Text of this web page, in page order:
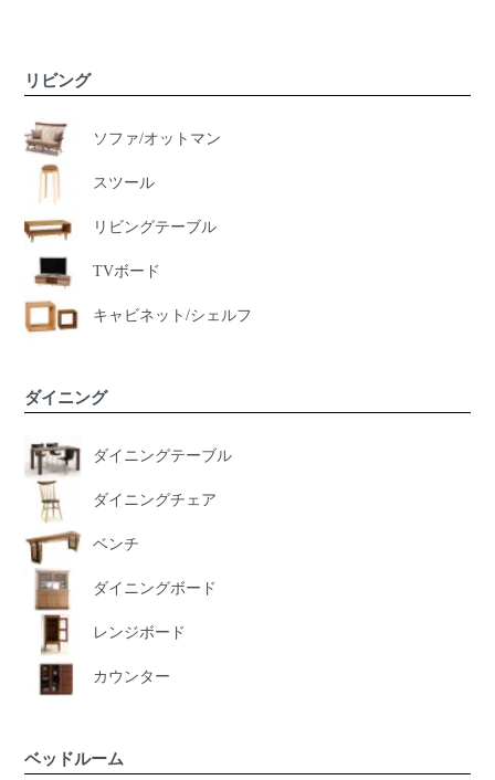
リビング
ソファ/オットマン
スツール
リビングテーブル
TVボード
キャビネット/シェルフ
ダイニング
ダイニングテーブル
ダイニングチェア
ベンチ
ダイニングボード
レンジボード
カウンター
ベッドルーム